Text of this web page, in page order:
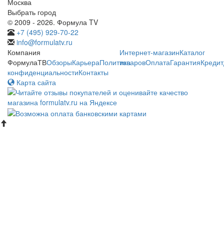
Выбрать город
© 2009 - 2026. Формула TV
+7 (495) 929-70-22
info@formulatv.ru
Компания
ФормулаТВОбзорыКарьераПолитика
конфиденциальностиКонтакты
Интернет-магазинКаталог
товаровОплатаГарантияКредит
Карта сайта